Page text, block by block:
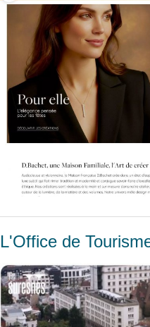
L'Office de